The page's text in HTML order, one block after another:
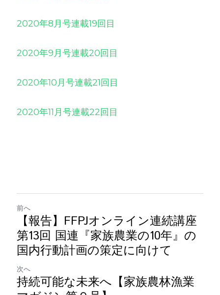
2020年8月号連載19回目
2020年9月号連載20回目
2020年10月号連載21回目
2020年11月号連載22回目
前へ
【報告】FFPJオンライン連続講座
第13回 国連『家族農業の10年』の
国内行動計画の策定に向けて
次へ
持続可能な未来へ【家族農林漁業